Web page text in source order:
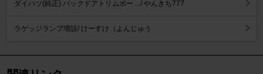
ダイハツ(純正) バックドアトリムボー .../ やんきち777
ラゲッジランプ増設/ けーすけ（よんじゅう